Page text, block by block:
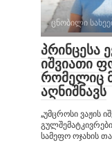
ცნობილი
პრინცესა
იშვიათი
რომელიც
აღნიშნავს
„უმცროსი ვაჟის
სამეფო ოჯახის